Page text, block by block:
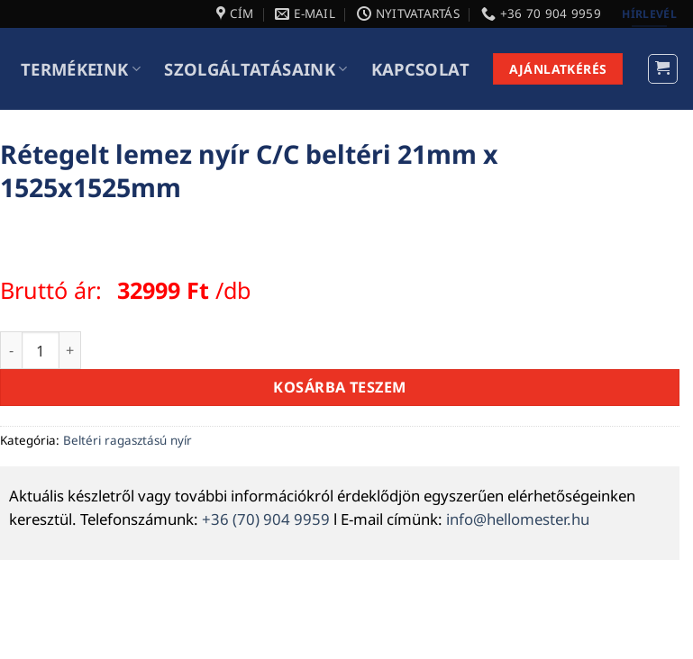
CÍM E-MAIL NYITVATARTÁS +36 70 904 9959 HÍRLEVÉL
TERMÉKEINK SZOLGÁLTATÁSAINK KAPCSOLAT AJÁNLATKÉRÉS
Rétegelt lemez nyír C/C beltéri 21mm x
1525x1525mm
Bruttó ár: 32999 Ft /db
Rétegelt lemez nyír C/C beltéri 21mm x 1525x1525mm mennyiség
KOSÁRBA TESZEM
Kategória: Beltéri ragasztású nyír
Aktuális készletről vagy további információkról érdeklődjön egyszerűen elérhetőségeinken
keresztül. Telefonszámunk: +36 (70) 904 9959 l E-mail címünk: info@hellomester.hu